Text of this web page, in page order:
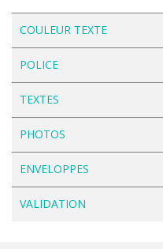
COULEUR TEXTE
POLICE
TEXTES
PHOTOS
ENVELOPPES
VALIDATION